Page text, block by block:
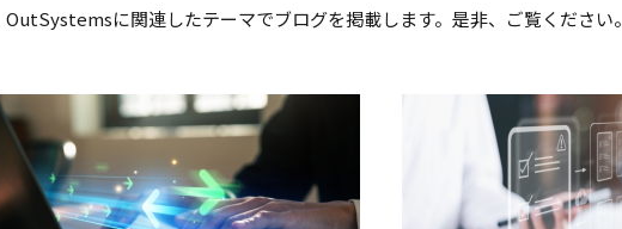
に関連したテーマでブログを掲載します。是非、ご覧ください。